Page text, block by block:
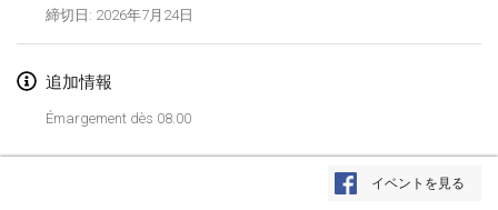
リストを表示
締切日 : 2026年7月24日
追加情報
Émargement dès 08.00
イベントを見る
2026年2月8日|ポーランド
2026年2月14日